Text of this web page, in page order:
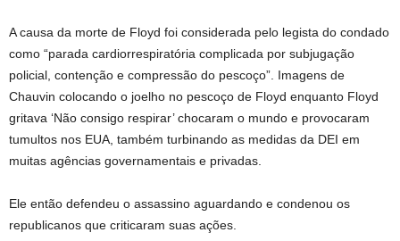
A causa da morte de Floyd foi considerada pelo legista do condado
como “parada cardiorrespiratória complicada por subjugação
policial, contenção e compressão do pescoço”. Imagens de
Chauvin colocando o joelho no pescoço de Floyd enquanto Floyd
gritava ‘Não consigo respirar’ chocaram o mundo e provocaram
tumultos nos EUA, também turbinando as medidas da DEI em
muitas agências governamentais e privadas.
Ele então defendeu o assassino aguardando e condenou os
republicanos que criticaram suas ações.